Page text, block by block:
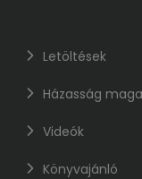
Letöltések
Házasság
Videók
Könyvajánló